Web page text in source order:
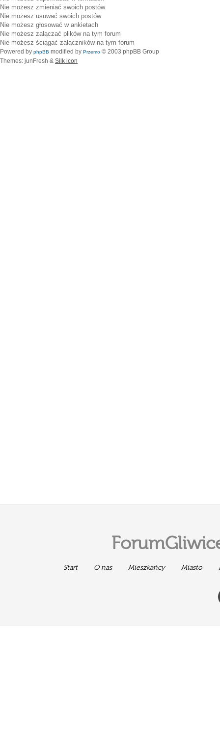
Nie możesz zmieniać swoich postów
Nie możesz usuwać swoich postów
Nie możesz głosować w ankietach
Nie możesz załączać plików na tym forum
Nie możesz ściągać załączników na tym forum
Powered by phpBB modified by Przemo © 2003 phpBB Group
Themes: junFresh & Silk icon
Start O nas Mieszkańcy Miasto